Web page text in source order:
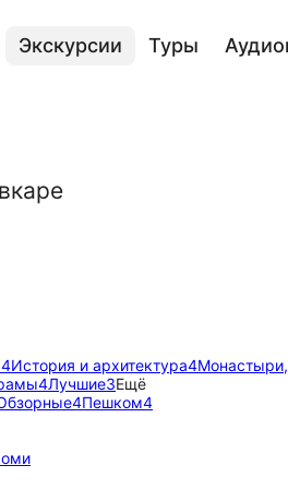
Экскурсии Туры
4История и архитектура4
4Лучшие3Ещё
4Пешком4